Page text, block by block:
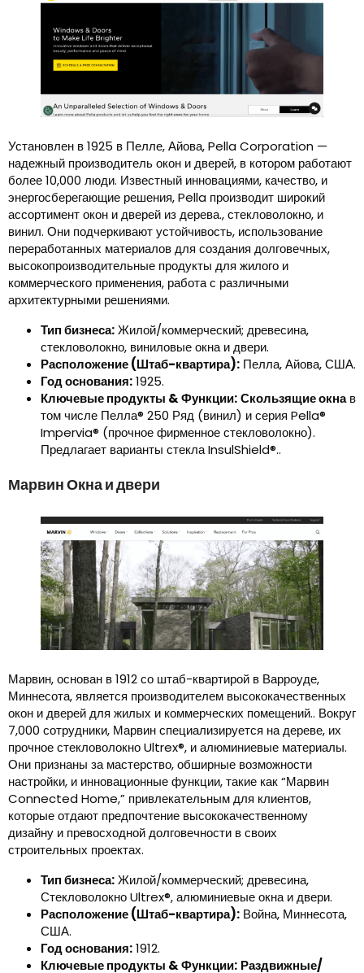
Установлен в 1925 в Пелле, Айова, Pella Corporation —
надежный производитель окон и дверей, в котором работают
более 10,000 люди. Известный инновациями, качество, и
энергосберегающие решения, Pella производит широкий
ассортимент окон и дверей из дерева., стекловолокно, и
винил. Они подчеркивают устойчивость, использование
переработанных материалов для создания долговечных,
высокопроизводительные продукты для жилого и
коммерческого применения, работа с различными
архитектурными решениями.
Тип бизнеса:Жилой/коммерческий; древесина,
стекловолокно, виниловые окна и двери.
Расположение (Штаб-квартира): Пелла, Айова, США.
Год основания:1925.
Ключевые продукты & Функции:Скользящие окнав
том числе Пелла® 250 Ряд (винил) и серия Pella®
Impervia® (прочное фирменное стекловолокно).
Предлагает варианты стекла InsulShield®..
Марвин Окна и двери
Марвин, основан в 1912 со штаб-квартирой в Варроуде,
Миннесота, является производителем высококачественных
окон и дверей для жилых и коммерческих помещений.. Вокруг
7,000 сотрудники, Марвин специализируется на дереве, их
прочное стекловолокно Ultrex®, и алюминиевые материалы.
Они признаны за мастерство, обширные возможности
настройки, и инновационные функции, такие как “Марвин
Connected Home,” привлекательным для клиентов,
которые отдают предпочтение высококачественному
дизайну и превосходной долговечности в своих
строительных проектах.
Тип бизнеса:Жилой/коммерческий; древесина,
Стекловолокно Ultrex®, алюминиевые окна и двери.
Расположение (Штаб-квартира): Война, Миннесота,
США.
Год основания:1912.
Ключевые продукты & Функции: Раздвижные/